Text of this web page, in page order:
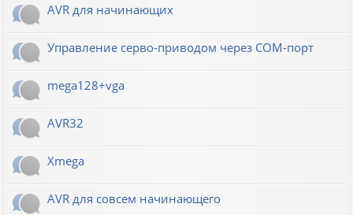
AVR для начинающих
Управление серво-приводом через COM-порт
mega128+vga
AVR32
Xmega
AVR для совсем начинающего